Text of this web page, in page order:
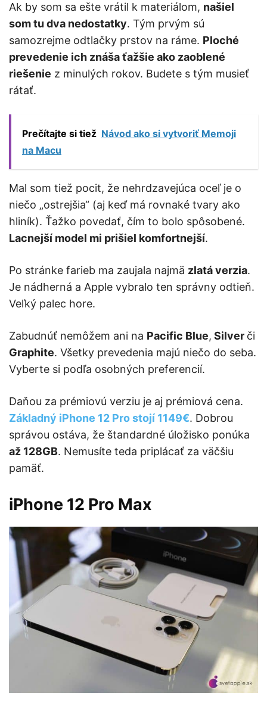
Ak by som sa ešte vrátil k materiálom, našiel
som tu dva nedostatky. Tým prvým sú
samozrejme odtlačky prstov na ráme. Ploché
prevedenie ich znáša ťažšie ako zaoblené
riešenie z minulých rokov. Budete s tým musieť
rátať.
Prečítajte si tiež Návod ako si vytvoriť Memoji
na Macu
Mal som tiež pocit, že nehrdzavejúca oceľ je o
niečo „ostrejšia“ (aj keď má rovnaké tvary ako
hliník). Ťažko povedať, čím to bolo spôsobené.
Lacnejší model mi prišiel komfortnejší.
Po stránke farieb ma zaujala najmä zlatá verzia.
Je nádherná a Apple vybralo ten správny odtieň.
Veľký palec hore.
Zabudnúť nemôžem ani na Pacific Blue, Silver či
Graphite. Všetky prevedenia majú niečo do seba.
Vyberte si podľa osobných preferencií.
Daňou za prémiovú verziu je aj prémiová cena.
Základný iPhone 12 Pro stojí 1149€. Dobrou
správou ostáva, že štandardné úložisko ponúka
až 128GB. Nemusíte teda priplácať za väčšiu
pamäť.
iPhone 12 Pro Max